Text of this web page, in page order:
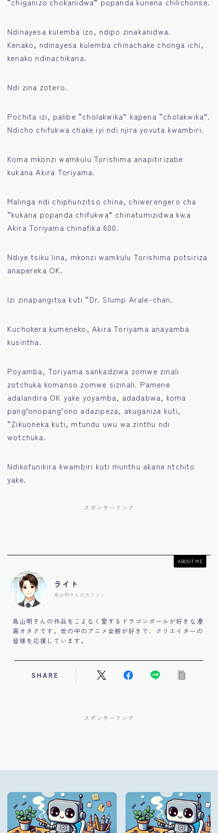
Ndinayesa kulemba izo, ndipo zinakanidwa.
Kenako, ndinayesa kulemba chinachake chonga ichi,
kenako ndinachikana.
Ndi zina zotero.
Pochita izi, palibe “cholakwika” kapena “cholakwika”.
Ndicho chifukwa chake iyi ndi njira yovuta kwambiri.
Koma mkonzi wamkulu Torishima anapitirizabe
kukana Akira Toriyama.
Malinga ndi chiphunzitso china, chiwerengero cha
“kukana popanda chifukwa” chinatumizidwa kwa
Akira Toriyama chinafika 600.
Ndiye tsiku lina, mkonzi wamkulu Torishima potsiriza
anapereka OK.
Izi zinapangitsa kuti “Dr. Slump Arale-chan.
Kuchokera kumeneko, Akira Toriyama anayamba
kusintha.
Poyamba, Toriyama sankadziwa zomwe zinali
zotchuka komanso zomwe sizinali. Pamene
adalandira OK yake yoyamba, adadabwa, koma
pang’onopang’ono adazipeza, akuganiza kuti,
“Zikuoneka kuti, mtundu uwu wa zinthu ndi
wotchuka.
Ndikofunikira kwambiri kuti munthu akane ntchito
yake.
スポンサーリンク
ABOUT ME
ライト
鳥山明さんの大ファン
鳥山明さんの作品をこよなく愛するドラゴンボールが好きな漫
画オタクです。世の中のアニメ全般が好きで、クリエイターの
皆様を応援しています。
SHARE
スポンサーリンク